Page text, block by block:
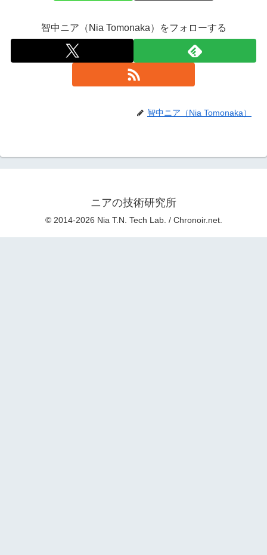
智中ニア（Nia Tomonaka）をフォローする
智中ニア（Nia Tomonaka）
ニアの技術研究所
© 2014-2026 Nia T.N. Tech Lab. / Chronoir.net.